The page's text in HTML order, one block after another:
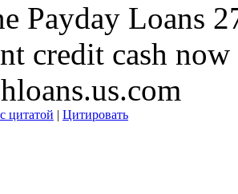
Payday Loans
credit cash
цитатой | Цитировать